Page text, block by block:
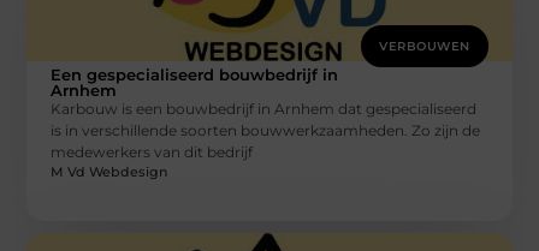
VERBOUWEN
Een gespecialiseerd bouwbedrijf in
Arnhem
Karbouw is een bouwbedrijf in Arnhem dat gespecialiseerd
is in verschillende soorten bouwwerkzaamheden. Zo zijn de
medewerkers van dit bedrijf
M Vd Webdesign